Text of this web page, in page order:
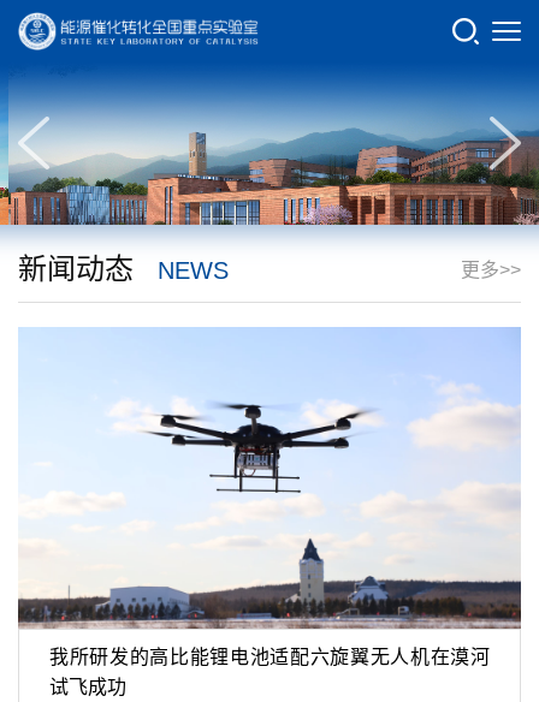
新闻动态 NEWS 更多>>
我所研发的高比能锂电池适配六旋翼无人机在漠河
试飞成功